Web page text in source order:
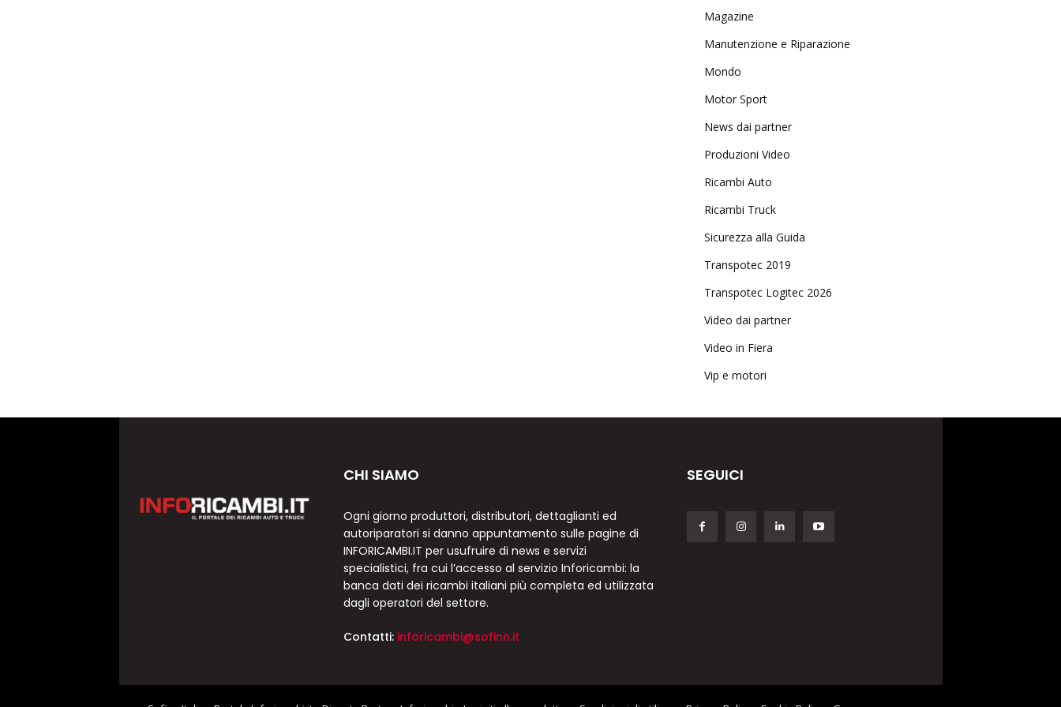
Magazine
Manutenzione e Riparazione
Mondo
Motor Sport
News dai partner
Produzioni Video
Ricambi Auto
Ricambi Truck
Sicurezza alla Guida
Transpotec 2019
Transpotec Logitec 2026
Video dai partner
Video in Fiera
Vip e motori
CHI SIAMO
Ogni giorno produttori, distributori, dettaglianti ed
autoriparatori si danno appuntamento sulle pagine di
INFORICAMBI.IT per usufruire di news e servizi
specialistici, fra cui l’accesso al servizio Inforicambi: la
banca dati dei ricambi italiani più completa ed utilizzata
dagli operatori del settore.
Contatti: inforicambi@sofinn.it
SEGUICI